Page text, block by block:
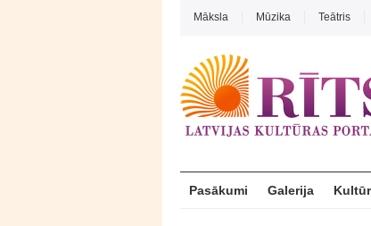
Māksla Mūzika Teātris
Pasākumi Galerija